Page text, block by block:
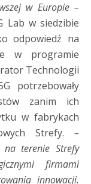
w Europie –
Lab w siedzibie
odpowiedź na
w programie
Technologii
potrzebowały
zanim ich
w fabrykach
Strefy. –
na terenie Strefy
firmami
innowacji.